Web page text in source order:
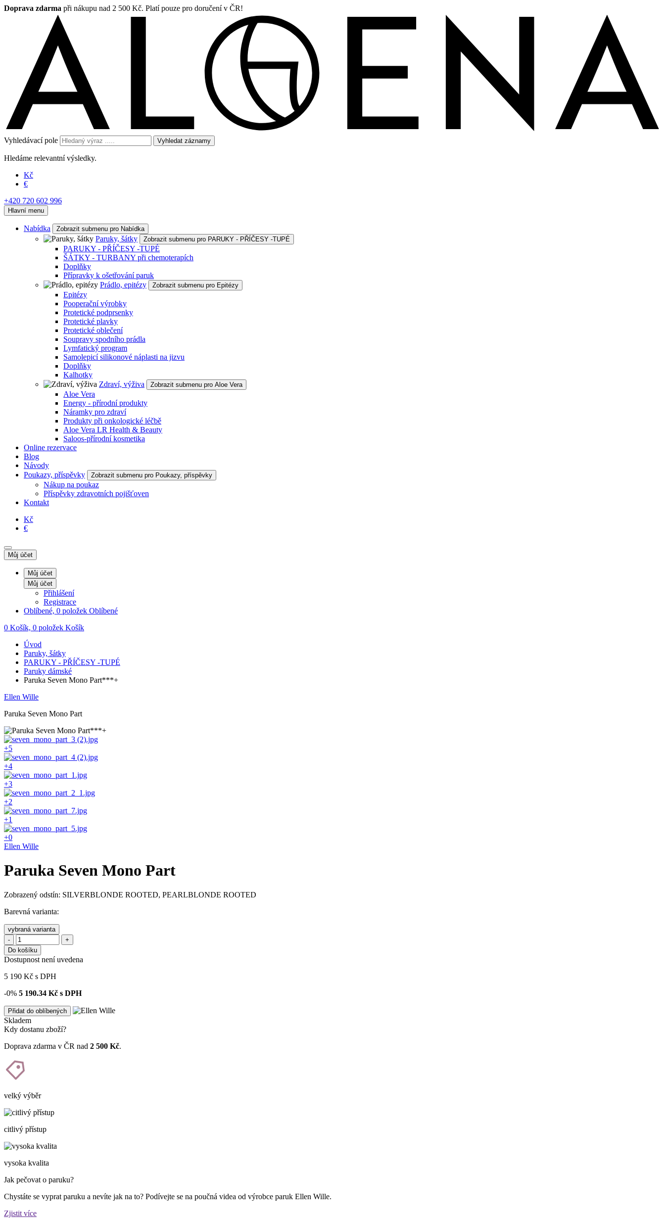
Doprava zdarma při nákupu nad 2 500 Kč. Platí pouze pro doručení v ČR!
Vyhledávací pole Vyhledat záznamy
Hledáme relevantní výsledky.
Kč
€
+420 720 602 996
Hlavní menu
Nabídka Zobrazit submenu pro Nabídka
Paruky, šátky Zobrazit submenu pro PARUKY - PŘÍČESY -TUPÉ
PARUKY - PŘÍČESY -TUPÉ
ŠÁTKY - TURBANY při chemoterapích
Doplňky
Přípravky k ošetřování paruk
Prádlo, epitézy
Zobrazit submenu pro Epitézy
Epitézy
Pooperační výrobky
Protetické podprsenky
Protetické plavky
Protetické oblečení
Soupravy spodního prádla
Lymfatický program
Samolepicí silikonové náplasti na jizvu
Doplňky
Kalhotky
Zdraví, výživa
Zobrazit submenu pro Aloe Vera
Aloe Vera
Energy - přírodní produkty
Náramky pro zdraví
Produkty při onkologické léčbě
Aloe Vera LR Health & Beauty
Saloos-přírodní kosmetika
Online rezervace
Blog
Návody
Poukazy, příspěvky
Zobrazit submenu pro Poukazy, příspěvky
Nákup na poukaz
Příspěvky zdravotních pojišťoven
Kontakt
Kč
€
Můj účet
Můj účet
Můj účet
Přihlášení
Registrace
Oblíbené, 0 položek Oblíbené
0 Košík, 0 položek Košík
Úvod
Paruky, šátky
PARUKY - PŘÍČESY -TUPÉ
Paruky dámské
Paruka Seven Mono Part***+
Ellen Wille
Paruka Seven Mono Part
+5
+4
+3
+2
+1
+0
Ellen Wille
Paruka Seven Mono Part
Zobrazený odstín: SILVERBLONDE ROOTED, PEARLBLONDE ROOTED
Barevná varianta:
vybraná varianta
-
+
Do košíku
Dostupnost není uvedena
5 190 Kč s DPH
-0% 5 190.34 Kč s DPH
Přidat do oblíbených
Skladem
Kdy dostanu zboží?
Doprava zdarma v ČR nad 2 500 Kč.
velký výběr
citlivý přístup
vysoka kvalita
Jak pečovat o paruku?
Chystáte se vyprat paruku a nevíte jak na to? Podívejte se na poučná videa od výrobce paruk Ellen Wille.
Zjistit více